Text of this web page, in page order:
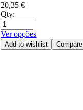
20,35€
Qty:
Ver opções
Add to wishlist Compare